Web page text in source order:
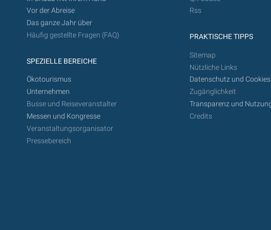
Vor der Abreise
Das ganze Jahr über
Häufig gestellte Fragen (FAQ)
SPEZIELLE BEREICHE
Ökotourismus
Unternehmen
Busse und Reiseveranstalter
Messen und Kongresse
Veranstaltungsorganisator
Pressebereich
Rss
PRAKTISCHE TIPPS
Sitemap
Nützliche Links
Datenschutz und Cookies
Zugänglichkeit
Transparenz und
Credits